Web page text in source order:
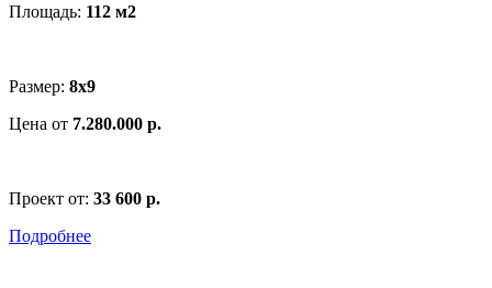
Площадь: 112 м2
Размер: 8х9
Цена от 7.280.000 р.
Проект от: 33 600 р.
Подробнее